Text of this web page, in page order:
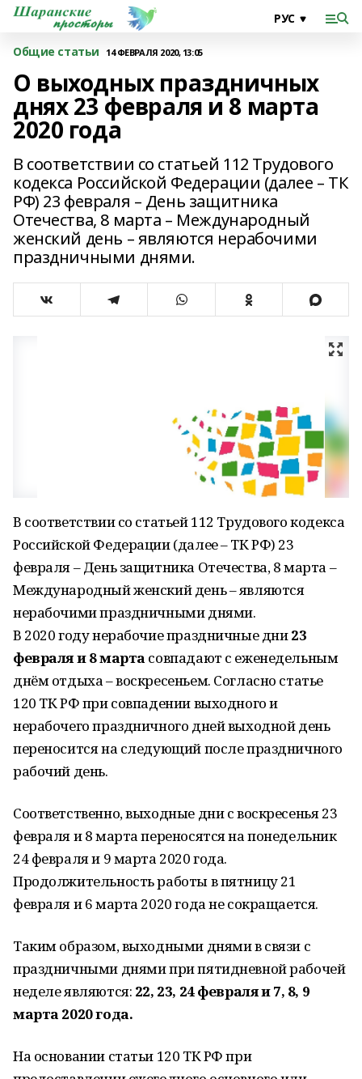
Общие статьи 14 ФЕВРАЛЯ 2020, 13:05
О выходных праздничных
днях 23 февраля и 8 марта
2020 года
В соответствии со статьей 112 Трудового
кодекса Российской Федерации (далее – ТК
РФ) 23 февраля – День защитника
Отечества, 8 марта – Международный
женский день – являются нерабочими
праздничными днями.
В соответствии со статьей 112 Трудового кодекса
Российской Федерации (далее – ТК РФ) 23
февраля – День защитника Отечества, 8 марта –
Международный женский день – являются
нерабочими праздничными днями.
В 2020 году нерабочие праздничные дни23
февраля и 8 марта совпадают с еженедельным
днём отдыха – воскресеньем. Согласно статье
120 ТК РФ при совпадении выходного и
нерабочего праздничного дней выходной день
переносится на следующий после праздничного
рабочий день.
Соответственно, выходные дни с воскресенья 23
февраля и 8 марта переносятся на понедельник
24 февраля и 9 марта 2020 года.
Продолжительность работы в пятницу 21
февраля и 6 марта 2020 года не сокращается.
Таким образом, выходными днями в связи с
праздничными днями при пятидневной рабочей
неделе являются: 22, 23, 24 февраля и 7, 8, 9
марта 2020 года.
На основании статьи 120 ТК РФ при